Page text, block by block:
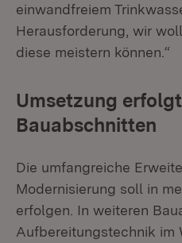
einwandfreiem
Herausforderung, wir
diese meistern können.“
Umsetzung
Bauabschnitten
Die umfangreiche
Modernisierung soll in
erfolgen. In weiteren
Aufbereitungstechnik im